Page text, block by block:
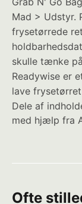
Mad > Udstyr.
frysetørrede
skulle tænke
Readywise er
lave
Dele af
med hjælp fra
Ofte